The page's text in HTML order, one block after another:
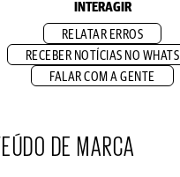
INTERAGIR
RELATAR ERROS
RECEBER NOTÍCIAS NO WHATS
FALAR COM A GENTE
DE MARCA